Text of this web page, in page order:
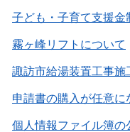
子ども・子育て支援金
霧ヶ峰リフトについて
諏訪市給湯装置工事施
申請書の購入が任意に
個人情報ファイル簿の